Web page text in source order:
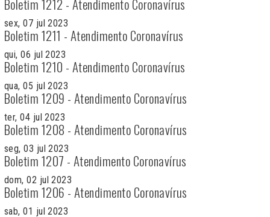
Boletim 1212 - Atendimento Coronavírus
sex, 07 jul 2023
Boletim 1211 - Atendimento Coronavírus
qui, 06 jul 2023
Boletim 1210 - Atendimento Coronavírus
qua, 05 jul 2023
Boletim 1209 - Atendimento Coronavírus
ter, 04 jul 2023
Boletim 1208 - Atendimento Coronavírus
seg, 03 jul 2023
Boletim 1207 - Atendimento Coronavírus
dom, 02 jul 2023
Boletim 1206 - Atendimento Coronavírus
sab, 01 jul 2023